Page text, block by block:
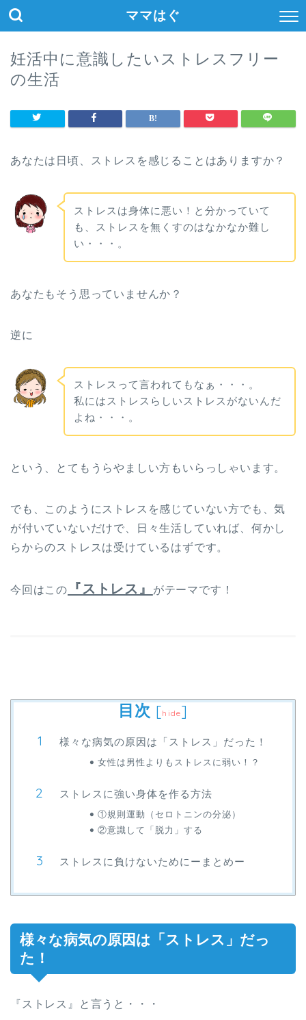
ママはぐ
妊活中に意識したいストレスフリー
の生活
あなたは日頃、ストレスを感じることはありますか？
ストレスは身体に悪い！と分かっていて
も、ストレスを無くすのはなかなか難し
い・・・。
あなたもそう思っていませんか？
逆に
ストレスって言われてもなぁ・・・。
私にはストレスらしいストレスがないんだ
よね・・・。
という、とてもうらやましい方もいらっしゃいます。
でも、このようにストレスを感じていない方でも、気
が付いていないだけで、日々生活していれば、何かし
らからのストレスは受けているはずです。
今回はこの 『ストレス』 がテーマです！
目次 [hide]
様々な病気の原因は「ストレス」だった！
女性は男性よりもストレスに弱い！？
ストレスに強い身体を作る方法
①規則運動（セロトニンの分泌）
②意識して「脱力」する
ストレスに負けないためにーまとめー
様々な病気の原因は「ストレス」だっ
た！
『ストレス』と言うと・・・